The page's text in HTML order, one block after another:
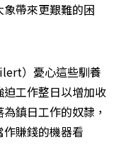
帶來更艱難的困
）憂心這些馴養
工作整日以增加收
鎮日工作的奴隸，
賺錢的機器看